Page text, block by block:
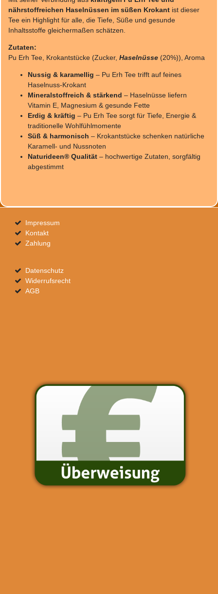
nährstoffreichen Haselnüssen im süßen Krokant ist dieser
Tee ein Highlight für alle, die Tiefe, Süße und gesunde
Inhaltsstoffe gleichermaßen schätzen.
Zutaten:
Pu Erh Tee, Krokantstücke (Zucker, Haselnüsse (20%)), Aroma
Nussig & karamellig – Pu Erh Tee trifft auf feines
Haselnuss-Krokant
Mineralstoffreich & stärkend – Haselnüsse liefern
Vitamin E, Magnesium & gesunde Fette
Erdig & kräftig – Pu Erh Tee sorgt für Tiefe, Energie &
traditionelle Wohlfühlmomente
Süß & harmonisch – Krokantstücke schenken natürliche
Karamell- und Nussnoten
Naturideen® Qualität – hochwertige Zutaten, sorgfältig
abgestimmt
Impressum
Kontakt
Zahlung
Datenschutz
Widerrufsrecht
AGB